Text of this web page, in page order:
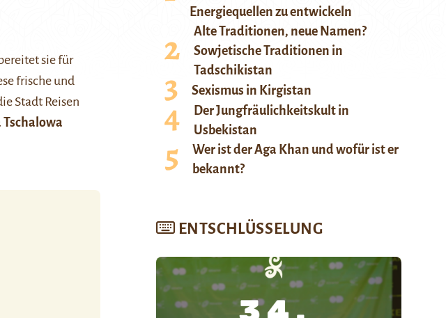
sie für
frische und
Stadt Reisen
Energiequellen zu entwickeln
Alte Traditionen, neue Namen?
Sowjetische Traditionen in
Tadschikistan
Sexismus in Kirgistan
Der Jungfräulichkeitskult in
Usbekistan
Wer ist der Aga Khan und wofür ist er
bekannt?
ENTSCHLÜSSELUNG